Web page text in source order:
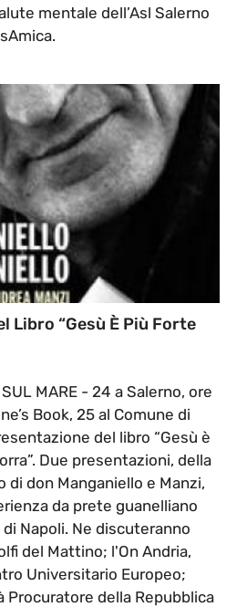
mentale dell’Asl Salerno
Libro “Gesù È Più Forte
MARE - 24 a Salerno, ore
Book, 25 al Comune di
del libro “Gesù è
Due presentazioni, della
di don Manganiello e Manzi,
da prete guanelliano
Napoli. Ne discuteranno
del Mattino; l'On Andria,
Universitario Europeo;
Procuratore della Repubblica